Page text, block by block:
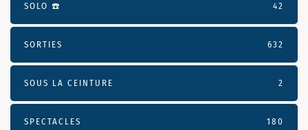
SOLO ☎️ 42
SORTIES 632
SOUS LA CEINTURE 2
SPECTACLES 180